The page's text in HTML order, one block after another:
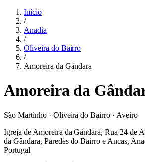
Início
/
Anadia
/
Oliveira do Bairro
/
Amoreira da Gândara
Amoreira da
São Martinho · Oliveira do Bairro · Aveiro
Igreja de Amoreira da Gândara, Rua 24 de
da Gândara, Paredes do Bairro e Ancas,
Portugal